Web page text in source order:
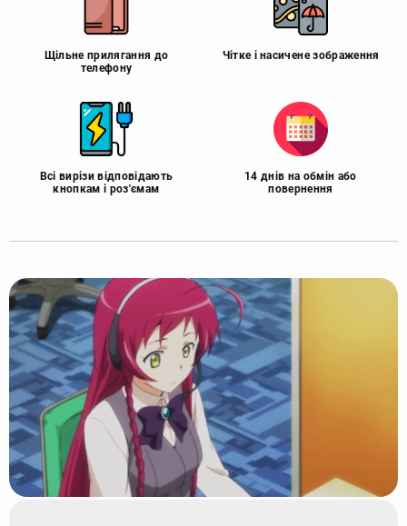
Щільне прилягання до
телефону
Чітке і насичене зображення
Всі вирізи відповідають
кнопкам і роз'ємам
14 днів на обмін або
повернення